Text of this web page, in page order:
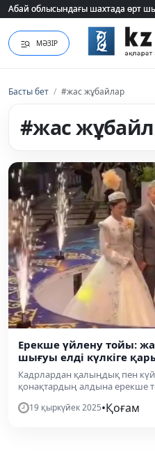
Абай облысындағы шахтада өрт
Абай облысындағы шахтада өрт
МӘЗІР
Басты бет / #жас жұбайлар
#жас
Ерекше үйлену тойы:
шығуы елді күлкіге
Кадрлардан қалыңдық пен
қонақтардың алдына ерекше
19 қыркүйек 2025•Қоғам